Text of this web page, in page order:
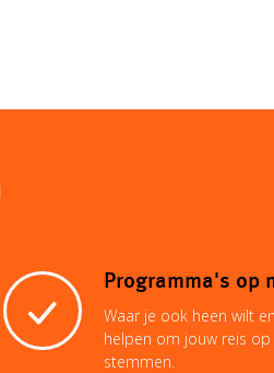
Programma's op
Waar je ook heen wilt
helpen om jouw reis
stemmen.